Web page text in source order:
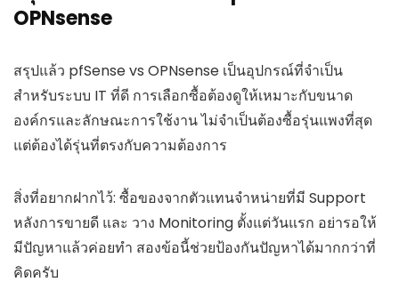
OPNsense
สรุปแล้ว pfSense vs OPNsense เป็นอุปกรณ์ที่จำเป็น
สำหรับระบบ IT ที่ดี การเลือกซื้อต้องดูให้เหมาะกับขนาด
องค์กรและลักษณะการใช้งาน ไม่จำเป็นต้องซื้อรุ่นแพงที่สุด
แต่ต้องได้รุ่นที่ตรงกับความต้องการ
สิ่งที่อยากฝากไว้: ซื้อของจากตัวแทนจำหน่ายที่มี Support
หลังการขายดี และ วาง Monitoring ตั้งแต่วันแรก อย่ารอให้
มีปัญหาแล้วค่อยทำ สองข้อนี้ช่วยป้องกันปัญหาได้มากกว่าที่
คิดครับ